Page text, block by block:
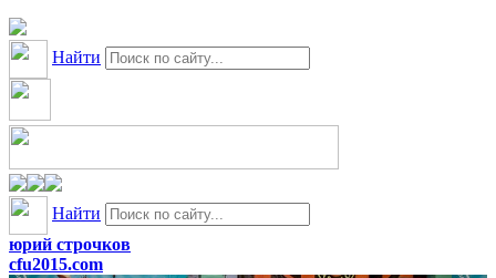
Найти
Найти
юрий строчков
cfu2015.com